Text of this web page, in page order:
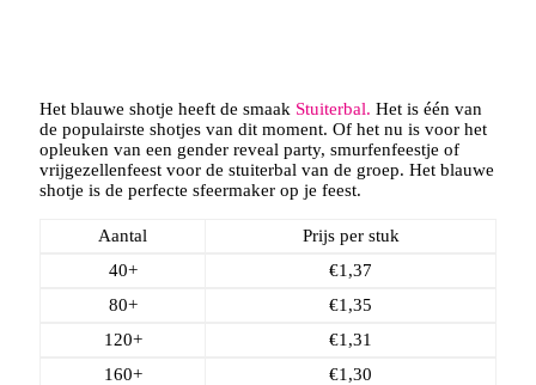
Het blauwe shotje heeft de smaak Stuiterbal. Het is één van
de populairste shotjes van dit moment. Of het nu is voor het
opleuken van een gender reveal party, smurfenfeestje of
vrijgezellenfeest voor de stuiterbal van de groep. Het blauwe
shotje is de perfecte sfeermaker op je feest.
Aantal
Prijs per stuk
40+
€1,37
80+
€1,35
120+
€1,31
160+
€1,30